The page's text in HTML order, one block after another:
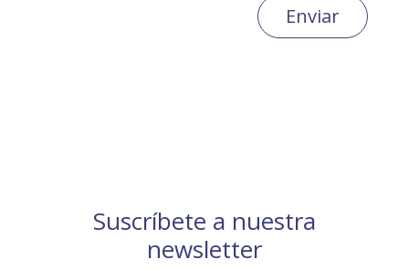
Enviar
Suscríbete a nuestra
newsletter